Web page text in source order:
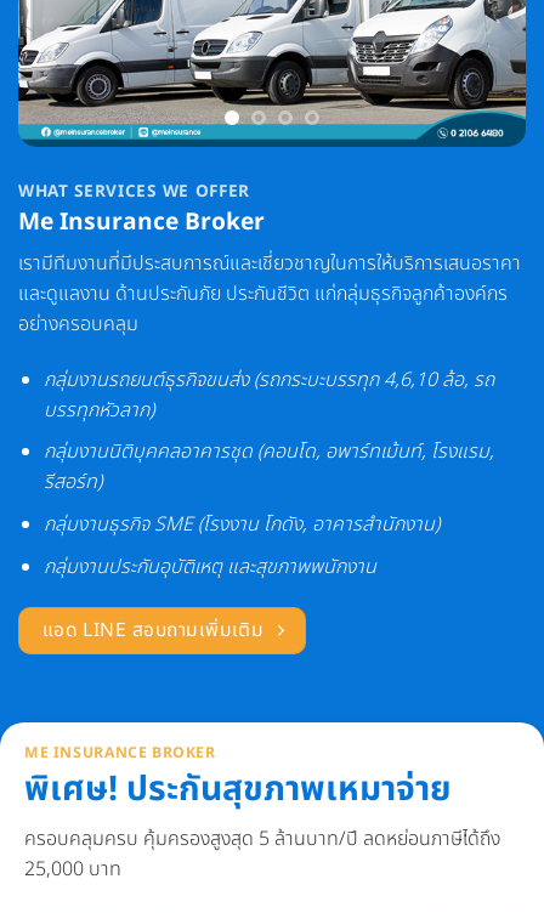
WHAT SERVICES WE OFFER
Me Insurance Broker
เรามีทีมงานที่มีประสบการณ์และเชี่ยวชาญในการให้บริการเสนอราคา
และดูแลงาน ด้านประกันภัย ประกันชีวิต แก่กลุ่มธุรกิจลูกค้าองค์กร
อย่างครอบคลุม
กลุ่มงานรถยนต์ธุรกิจขนส่ง (รถกระบะบรรทุก 4,6,10 ล้อ, รถ
บรรทุกหัวลาก)
กลุ่มงานนิติบุคคลอาคารชุด (คอนโด, อพาร์ทเม้นท์, โรงแรม,
รีสอร์ท)
กลุ่มงานธุรกิจ SME (โรงงาน โกดัง, อาคารสำนักงาน)
กลุ่มงานประกันอุบัติเหตุ และสุขภาพพนักงาน
แอด LINE สอบถามเพิ่มเติม
ME INSURANCE BROKER
พิเศษ! ประกันสุขภาพเหมาจ่าย
ครอบคลุมครบ คุ้มครองสูงสุด 5 ล้านบาท/ปี ลดหย่อนภาษีได้ถึง
25,000 บาท